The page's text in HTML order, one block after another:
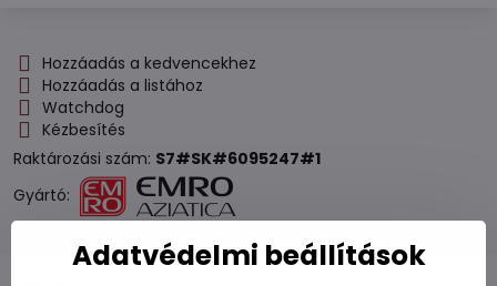
Hozzáadás a kedvencekhez
Hozzáadás a listához
Watchdog
Kézbesítés
Raktározási szám: S7#SK#6095247#1
Gyártó:
Adatvédelmi beállítások